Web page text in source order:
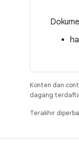
Konten dan
dagang
Terakhir